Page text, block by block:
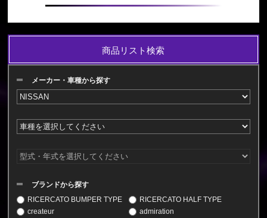
商品リスト検索
メーカー・車種から探す
ブランドから探す
RICERCATO BUMPER TYPE
RICERCATO HALF TYPE
createur
admiration